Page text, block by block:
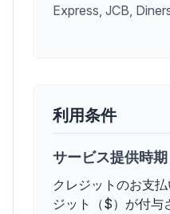
Express, JCB,
利用条件
サービス提供時期
クレジットのお支
ジット（$）が付与